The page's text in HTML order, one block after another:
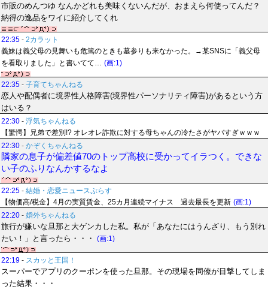
市販のめんつゆ なんかどれも美味くないんだが、おまえら何使ってんだ？
納得の逸品をワイに紹介してくれ
22:35 - 2カラット
義妹は義父母の見舞いも危篤のときも墓参りも来なかった。→某SNSに「義父母
を看取りました」と書いてて… (画:1)
22:35 - 子育てちゃんねる
恋人や配偶者に境界性人格障害(境界性パーソナリティ障害)があるという方
はいる？
22:30 - 浮気ちゃんねる
【驚愕】兄弟で差別!? オレオレ詐欺に対する母ちゃんの冷たさがヤバすぎｗｗｗ
22:30 - かぞくちゃんねる
隣家の息子が偏差値70のトップ高校に受かってイラつく。できな
い子のふりなんかするなよ
22:25 - 結婚・恋愛ニュースぷらす
【物価高/税金】4月の実質賃金、25カ月連続マイナス 過去最長を更新 (画:1)
22:20 - 婚外ちゃんねる
旅行が嫌いな旦那と大ゲンカした私。私が「あなたにはうんざり、もう別れ
たい！」と言ったら・・・
(画:1)
22:19 - スカッと王国！
スーパーでアプリのクーポンを使った旦那。その現場を同僚が目撃してしま
った結果・・・